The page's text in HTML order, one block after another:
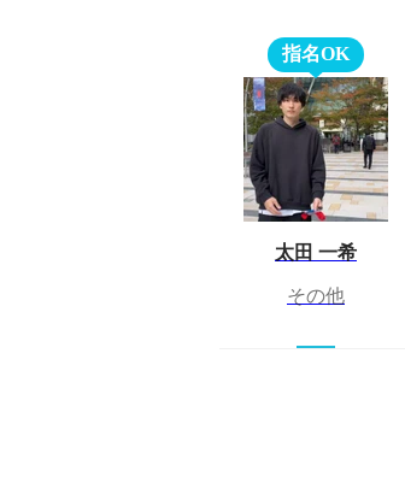
指名OK
太田 一希
その他